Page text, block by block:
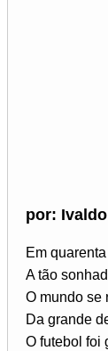
por:
Em
A tão
O mundo se
Da grande
O futebol foi